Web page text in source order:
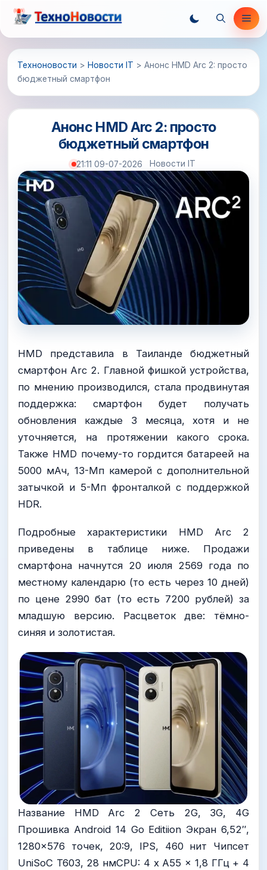
Перейти
содержимому
Техноновости > Новости IT > Анонс HMD Arc 2: просто
бюджетный смартфон
Анонс HMD Arc 2: просто
бюджетный смартфон
21:11 09-07-2026 Новости IT
HMD представила в Таиланде бюджетный
смартфон Arc 2. Главной фишкой устройства,
по мнению производился, стала продвинутая
поддержка: смартфон будет получать
обновления каждые 3 месяца, хотя и не
уточняется, на протяжении какого срока.
Также HMD почему-то гордится батареей на
5000 мАч, 13-Мп камерой с дополнительной
затычкой и 5-Мп фронталкой с поддержкой
HDR.
Подробные характеристики HMD Arc 2
приведены в таблице ниже. Продажи
смартфона начнутся 20 июля 2569 года по
местному календарю (то есть через 10 дней)
по цене 2990 бат (то есть 7200 рублей) за
младшую версию. Расцветок две: тёмно-
синяя и золотистая.
Название HMD Arc 2 Сеть 2G, 3G, 4G
Прошивка Android 14 Go Editiion Экран 6,52″,
1280×576 точек, 20:9, IPS, 460 нит Чипсет
UniSoC T603, 28 нмCPU: 4 x A55 x 1,8 ГГц + 4